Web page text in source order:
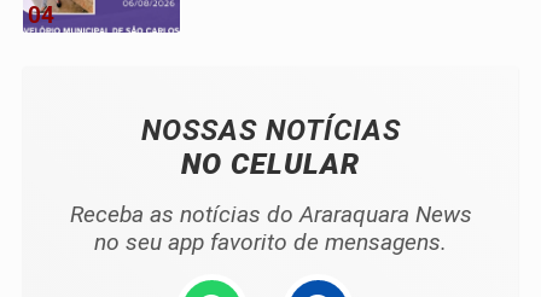
04
NOSSAS NOTÍCIAS
NO CELULAR
Receba as notícias do Araraquara News
no seu app favorito de mensagens.